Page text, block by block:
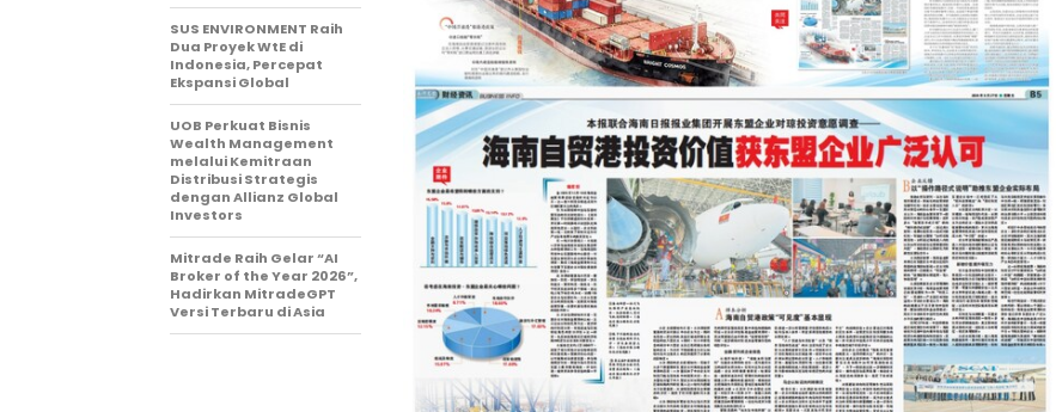
SUS ENVIRONMENT Raih
Dua Proyek WtE di
Indonesia, Percepat
Ekspansi Global
UOB Perkuat Bisnis
Wealth Management
melalui Kemitraan
Distribusi Strategis
dengan Allianz Global
Investors
Mitrade Raih Gelar “AI
Broker of the Year 2026”,
Hadirkan MitradeGPT
Versi Terbaru di Asia